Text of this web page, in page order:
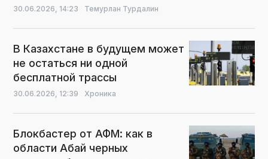
30.06.2026, 14:23 Темурлан Турдалин
В Казахстане в будущем может
не остаться ни одной
бесплатной трассы
30.06.2026, 12:39 Хроника
Блокбастер от АФМ: как в
области Абай черных